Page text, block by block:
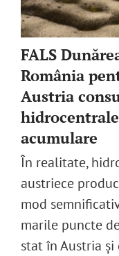
FALS
România
Austria
acumulare
În realitate,
austriece
mod
marile puncte
stat în Austria